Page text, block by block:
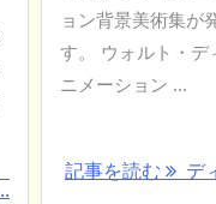
ョン背景美術集が
す。 ウォルト・デ
ニメーション ...
記事を読む デ